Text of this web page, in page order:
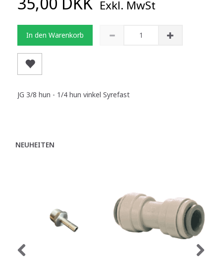
Exkl. MwSt
In den Warenkorb
JG 3/8 hun - 1/4 hun vinkel Syrefast
NEUHEITEN